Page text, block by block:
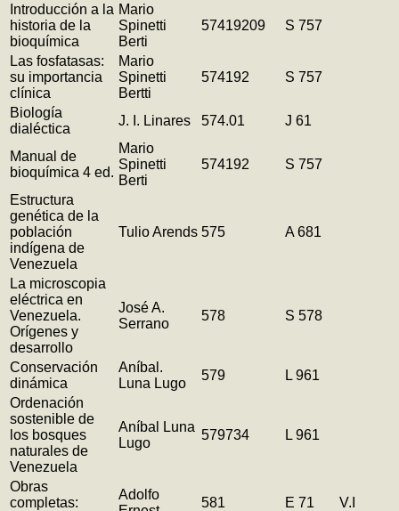
Introducción a la
historia de la
bioquímica
Mario
Spinetti
Berti
57419209 S 757
Las fosfatasas:
su importancia
clínica
Mario
Spinetti
Bertti
574192 S 757
Biología
dialéctica
J. I. Linares 574.01 J 61
Manual de
bioquímica 4 ed.
Mario
Spinetti
Berti
574192 S 757
Estructura
genética de la
población
indígena de
Venezuela
Tulio Arends 575 A 681
La microscopia
eléctrica en
Venezuela.
Orígenes y
desarrollo
José A.
Serrano
578 S 578
Conservación
dinámica
Aníbal.
Luna Lugo
579
L 961
Ordenación
sostenible de
los bosques
naturales de
Venezuela
Aníbal Luna
Lugo
579734 L 961
Obras
completas:
Adolfo
581 E 71 V.I